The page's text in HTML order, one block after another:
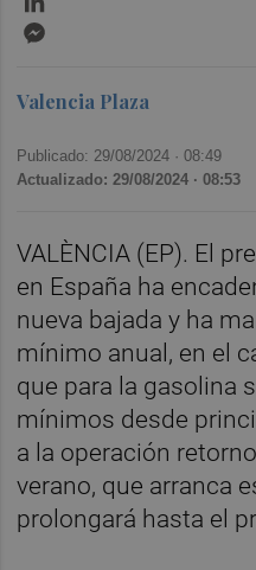
Valencia Plaza
Publicado: 29/08/2024 ·08:49
Actualizado: 29/08/2024 · 08:53
VALÈNCIA (EP). El
en España ha
nueva bajada y ha
mínimo anual, en el
que para la gasolina
mínimos desde
a la operación
verano, que arranca
prolongará hasta el